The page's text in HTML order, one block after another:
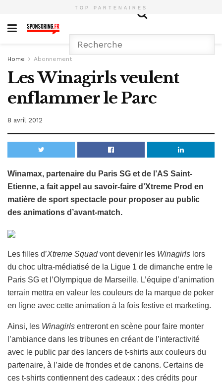
TOP PARTENAIRES
Home Abonnement
Les Winagirls veulent
enflammer le Parc
8 avril 2012
Winamax, partenaire du Paris SG et de l’AS Saint-
Etienne, a fait appel au savoir-faire d’Xtreme Prod en
matière de sport spectacle pour proposer au public
des animations d’avant-match.
Les filles d’Xtreme Squadvont devenir les Winagirls lors
du choc ultra-médiatisé de la Ligue 1 de dimanche entre le
Paris SG et l’Olympique de Marseille. L’équipe d’animation
terrain mettra en valeur les couleurs de la marque de poker
en ligne avec cette animation à la fois festive et marketing.
Ainsi, les Winagirls entreront en scène pour faire monter
l’ambiance dans les tribunes en créant de l’interactivité
avec le public par des lancers de t-shirts aux couleurs du
partenaire, à l’aide de frondes et de canons. Certains de
ces t-shirts contiennent des cadeaux : des crédits pour